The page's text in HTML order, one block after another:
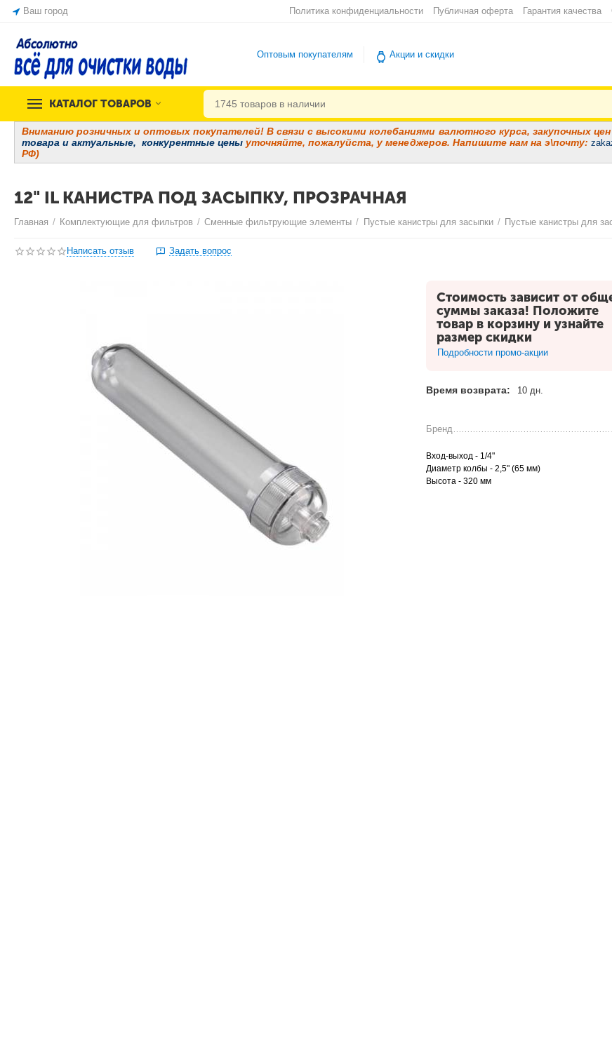
Ваш город Политика конфиденциальности Публичная оферта Гарантия качества
Оптовым покупателям Акции и скидки
КАТАЛОГ ТОВАРОВ
Вниманию розничных и оптовых покупателей! В связи с высокими колебаниями валютного курса, закупочных цен
товара иактуальные, конкурентные цены уточняйте, пожалуйста, у менеджеров. Напишите нам на э\почту:
РФ)
12" IL КАНИСТРА ПОД ЗАСЫПКУ, ПРОЗРАЧНАЯ
Главная / Комплектующие для фильтров / Сменные фильтрующие элементы / Пустые канистры для засыпки / Пустые канистры для
Написать отзыв Задать вопрос
Стоимость зависит от
суммы заказа! Положите
товар в корзину и узнайте
размер скидки
Подробности промо-акции
Время возврата: 10 дн.
Бренд
Вход-выход - 1/4"
Диаметр колбы - 2,5" (65 мм)
Высота - 320 мм